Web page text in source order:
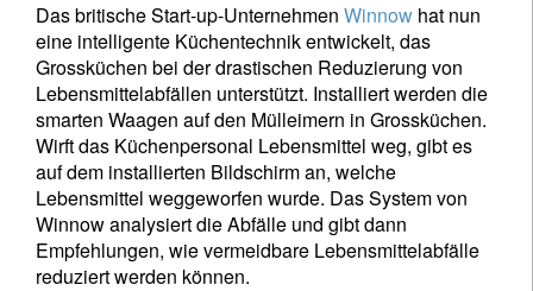
Das britische Start-up-Unternehmen Winnow hat nun
eine intelligente Küchentechnik entwickelt, das
Grossküchen bei der drastischen Reduzierung von
Lebensmittelabfällen unterstützt. Installiert werden die
smarten Waagen auf den Mülleimern in Grossküchen.
Wirft das Küchenpersonal Lebensmittel weg, gibt es
auf dem installierten Bildschirm an, welche
Lebensmittel weggeworfen wurde. Das System von
Winnow analysiert die Abfälle und gibt dann
Empfehlungen, wie vermeidbare Lebensmittelabfälle
reduziert werden können.